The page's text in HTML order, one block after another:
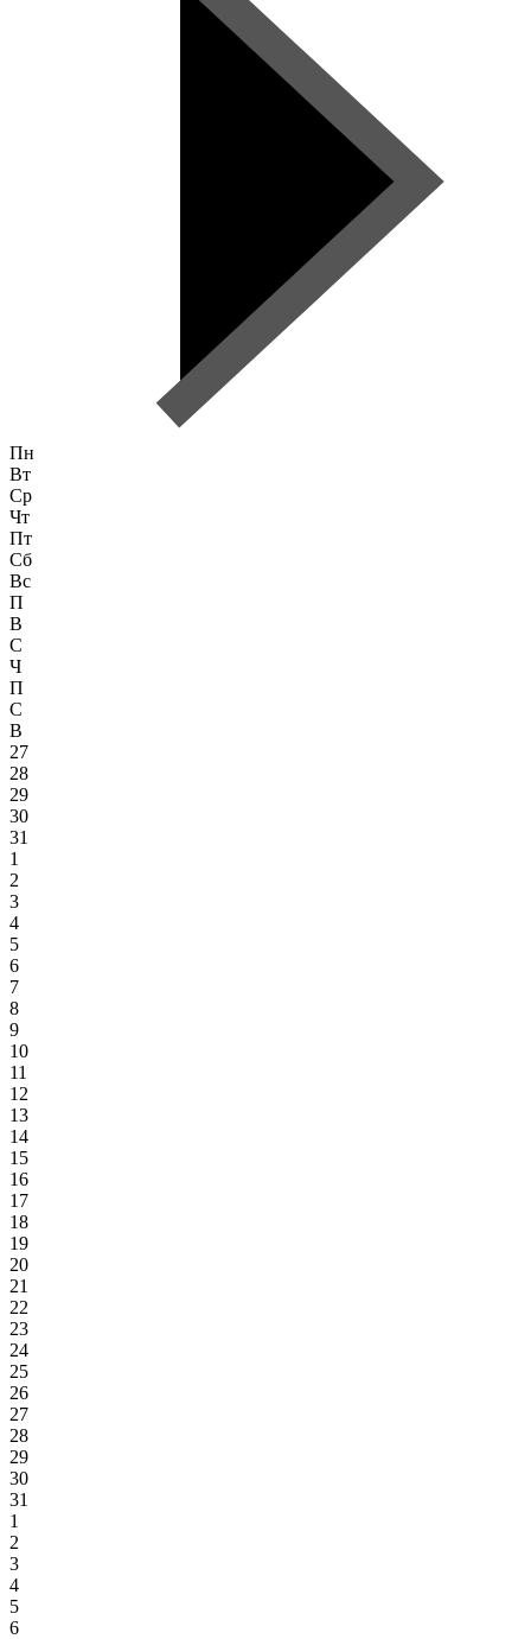
Пн
Вт
Ср
Чт
Пт
Сб
Вс
П
В
С
Ч
П
С
В
27
28
29
30
31
1
2
3
4
5
6
7
8
9
10
11
12
13
14
15
16
17
18
19
20
21
22
23
24
25
26
27
28
29
30
31
1
2
3
4
5
6